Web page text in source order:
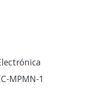
MPMN-1